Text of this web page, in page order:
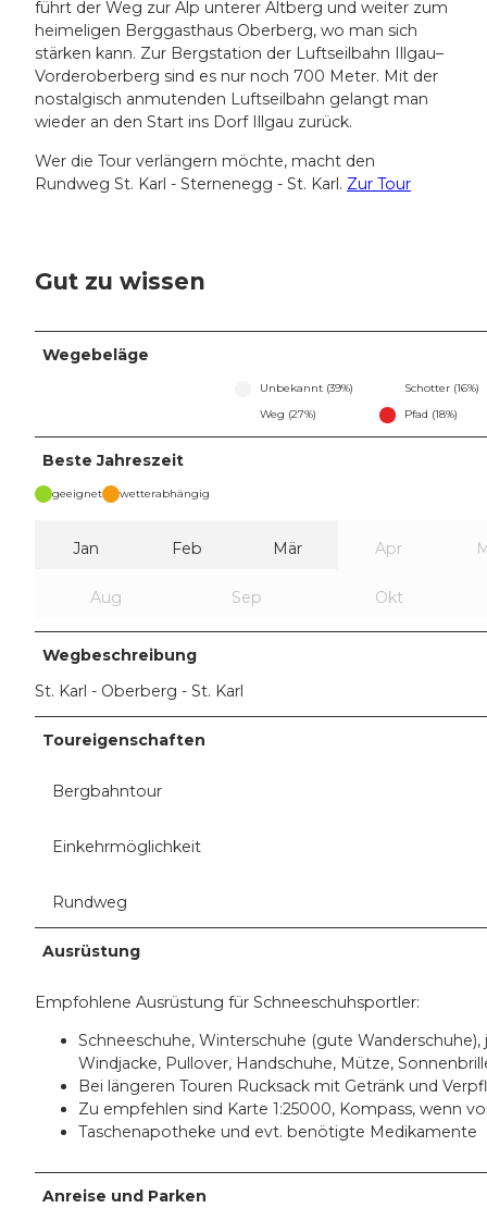
führt der Weg zur Alp unterer Altberg und weiter zum
heimeligen Berggasthaus Oberberg, wo man sich
stärken kann. Zur Bergstation der Luftseilbahn Illgau–
Vorderoberberg sind es nur noch 700 Meter. Mit der
nostalgisch anmutenden Luftseilbahn gelangt man
wieder an den Start ins Dorf Illgau zurück.
Wer die Tour verlängern möchte, macht den
Rundweg St. Karl - Sternenegg - St. Karl. Zur Tour
Gut zu wissen
Wegebeläge
Unbekannt (39%)
Schotter (16%)
Weg (27%)
Pfad (18%)
Beste Jahreszeit
geeignet wetterabhängig
Jan Feb Mär Apr
Aug Sep Okt
Wegbeschreibung
St. Karl - Oberberg - St. Karl
Toureigenschaften
Bergbahntour
Einkehrmöglichkeit
Rundweg
Ausrüstung
Empfohlene Ausrüstung für Schneeschuhsportler:
Schneeschuhe, Winterschuhe (gute
Windjacke, Pullover, Handschuhe, Mütze,
Bei längeren Touren Rucksack mit Getränk und
Zu empfehlen sind Karte 1:25000, Kompass, wenn
Taschenapotheke und evt. benötigte Medikamente
Anreise und Parken